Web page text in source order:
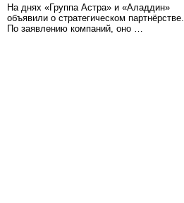
На днях «Группа Астра» и «Аладдин»
объявили о стратегическом партнёрстве.
По заявлению компаний, оно …